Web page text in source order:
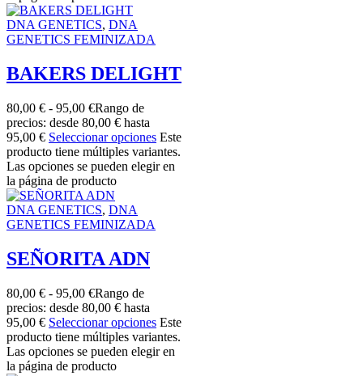
DNA GENETICS, DNA
GENETICS FEMINIZADA
BAKERS DELIGHT
80,00 € - 95,00 €Rango de
precios: desde 80,00 € hasta
95,00 € Seleccionar opciones Este
producto tiene múltiples variantes.
Las opciones se pueden elegir en
la página de producto
DNA GENETICS, DNA
GENETICS FEMINIZADA
SEÑORITA ADN
80,00 € - 95,00 €Rango de
precios: desde 80,00 € hasta
95,00 € Seleccionar opciones Este
producto tiene múltiples variantes.
Las opciones se pueden elegir en
la página de producto